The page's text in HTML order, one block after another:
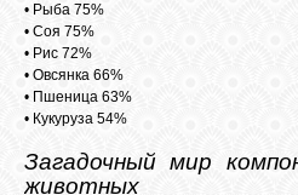
• Рыба 75%
• Соя 75%
• Рис 72%
• Овсянка 66%
• Пшеница 63%
• Кукуруза 54%
Загадочный мир
животных